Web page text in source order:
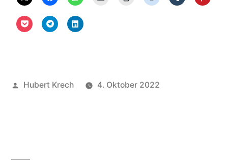
Veröffentlicht
Hubert Krech
4. Oktober 2022